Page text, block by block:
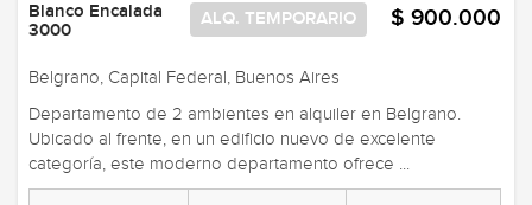
$ 900.000
ALQ. TEMPORARIO
Blanco Encalada
3000
Belgrano, Capital Federal, Buenos Aires
Departamento de 2 ambientes en alquiler en Belgrano.
Ubicado al frente, en un edificio nuevo de excelente
categoría, este moderno departamento ofrece ...